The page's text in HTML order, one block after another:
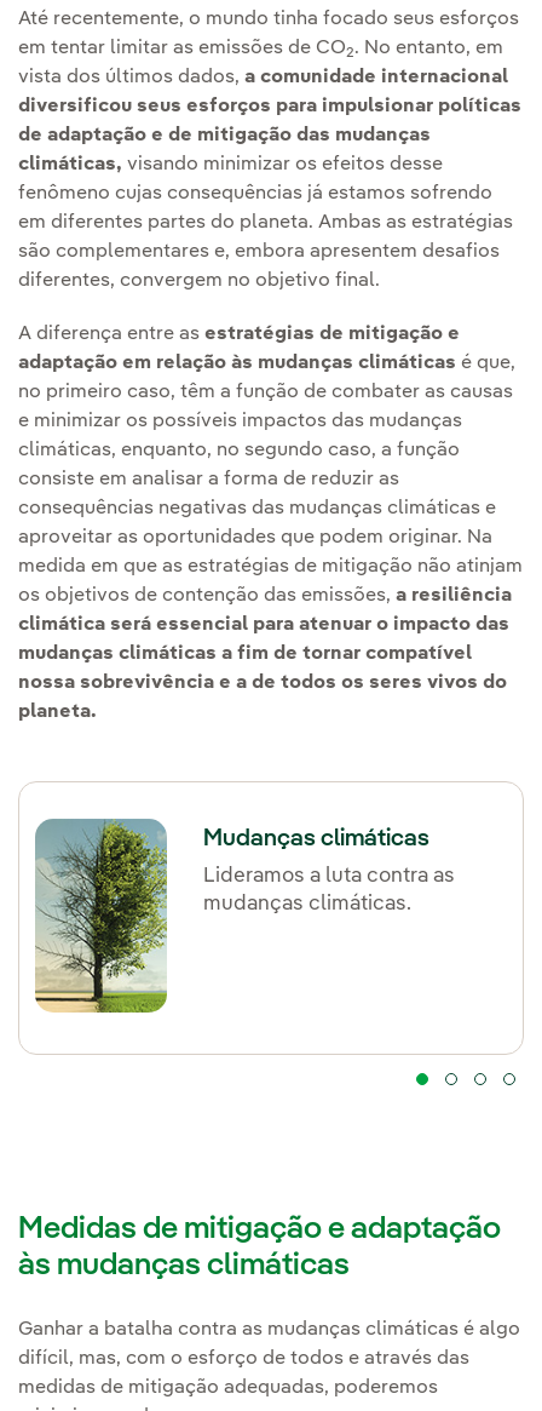
Até recentemente, o mundo tinha focado seus esforços
em tentar limitar as emissões de CO2. No entanto, em
vista dos últimos dados, a comunidade internacional
diversificou seus esforços para impulsionar políticas
de adaptação e de mitigação das mudanças
climáticas, visando minimizar os efeitos desse
fenômeno cujas consequências já estamos sofrendo
em diferentes partes do planeta. Ambas as estratégias
são complementares e, embora apresentem desafios
diferentes, convergem no objetivo final.
A diferença entre as estratégias de mitigação e
adaptação em relação às mudanças climáticas é que,
no primeiro caso, têm a função de combater as causas
e minimizar os possíveis impactos das mudanças
climáticas, enquanto, no segundo caso, a função
consiste em analisar a forma de reduzir as
consequências negativas das mudanças climáticas e
aproveitar as oportunidades que podem originar. Na
medida em que as estratégias de mitigação não atinjam
os objetivos de contenção das emissões, a resiliência
climática será essencial para atenuar o impacto das
mudanças climáticas a fim de tornar compatível
nossa sobrevivência e a de todos os seres vivos do
planeta.
Mudanças climáticas
Lideramos a luta contra as
mudanças climáticas.
Medidas de mitigação e adaptação
às mudanças climáticas
Ganhar a batalha contra as mudanças climáticas é algo
difícil, mas, com o esforço de todos e através das
medidas de mitigação adequadas, poderemos